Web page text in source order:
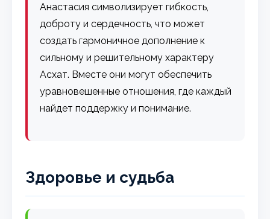
Анастасия символизирует гибкость,
доброту и сердечность, что может
создать гармоничное дополнение к
сильному и решительному характеру
Асхат. Вместе они могут обеспечить
уравновешенные отношения, где каждый
найдет поддержку и понимание.
Здоровье и судьба